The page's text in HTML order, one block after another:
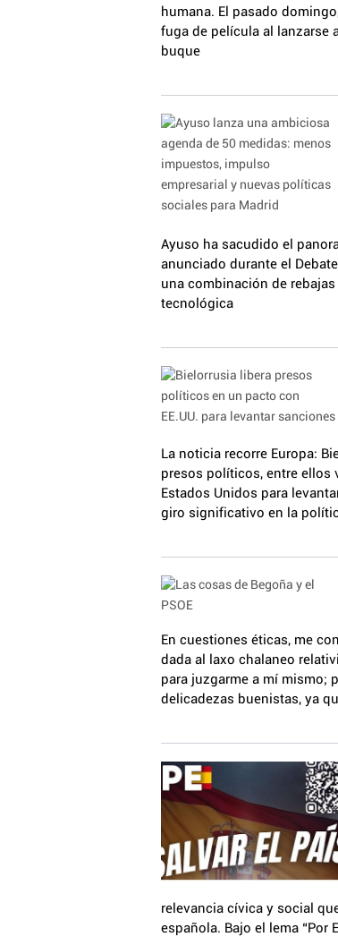
humana. El pasado
fuga de película al lanzarse
buque
Ayuso ha sacudido el
anunciado durante el
una combinación de
tecnológica
La noticia recorre Europa:
presos políticos, entre ellos
Estados Unidos para
giro significativo en la
En cuestiones éticas, me
dada al laxo chalaneo
para juzgarme a mí mismo;
delicadezas buenistas, ya
relevancia cívica y social
española. Bajo el lema “Por